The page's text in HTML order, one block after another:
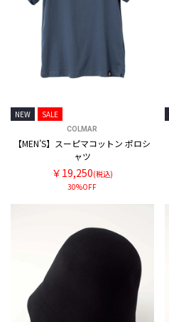
NEW SALE
COLMAR
【MEN’S】スーピマコットン ポロシ
ャツ
￥19,250(税込)
30%OFF